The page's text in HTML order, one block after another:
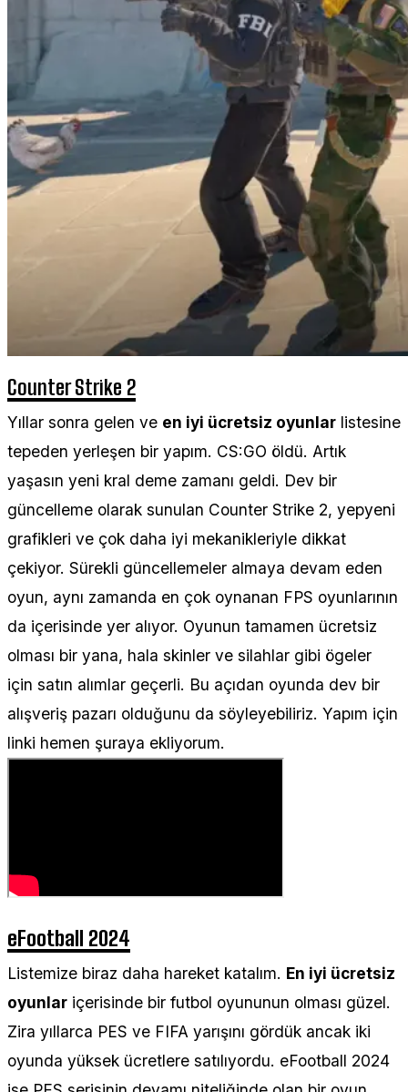
Counter Strike 2
Yıllar sonra gelen ve en iyi ücretsiz oyunlar listesine
tepeden yerleşen bir yapım. CS:GO öldü. Artık
yaşasın yeni kral deme zamanı geldi. Dev bir
güncelleme olarak sunulan Counter Strike 2, yepyeni
grafikleri ve çok daha iyi mekanikleriyle dikkat
çekiyor. Sürekli güncellemeler almaya devam eden
oyun, aynı zamanda en çok oynanan FPS oyunlarının
da içerisinde yer alıyor. Oyunun tamamen ücretsiz
olması bir yana, hala skinler ve silahlar gibi ögeler
için satın alımlar geçerli. Bu açıdan oyunda dev bir
alışveriş pazarı olduğunu da söyleyebiliriz. Yapım için
linki hemen şuraya ekliyorum.
eFootball 2024
Listemize biraz daha hareket katalım. En iyi ücretsiz
oyunlar içerisinde bir futbol oyununun olması güzel.
Zira yıllarca PES ve FIFA yarışını gördük ancak iki
oyunda yüksek ücretlere satılıyordu. eFootball 2024